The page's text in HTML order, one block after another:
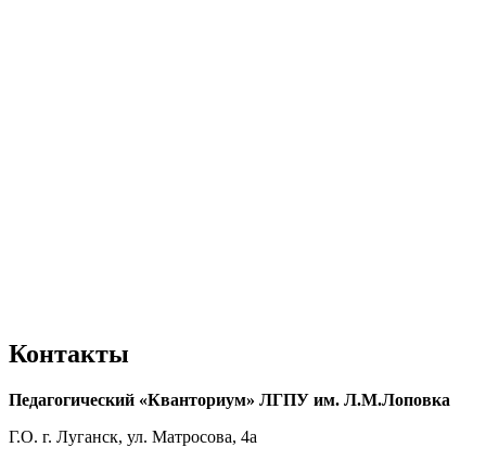
Контакты
Педагогический «Кванториум» ЛГПУ им. Л.М.Лоповка
Г.О. г. Луганск, ул. Матросова, 4а